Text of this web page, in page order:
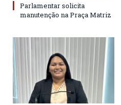
Parlamentar solicita
manutenção na Praça Matriz